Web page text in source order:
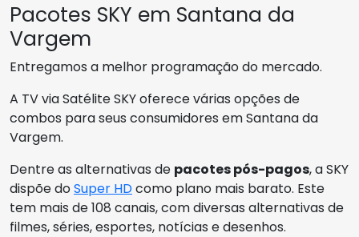
Pacotes SKY em Santana da
Vargem
Entregamos a melhor programação do mercado.
A TV via Satélite SKY oferece várias opções de
combos para seus consumidores em Santana da
Vargem.
Dentre as alternativas de pacotes pós-pagos, a SKY
dispõe doSuper HDcomo plano mais barato. Este
tem mais de 108 canais, com diversas alternativas de
filmes, séries, esportes, notícias e desenhos.